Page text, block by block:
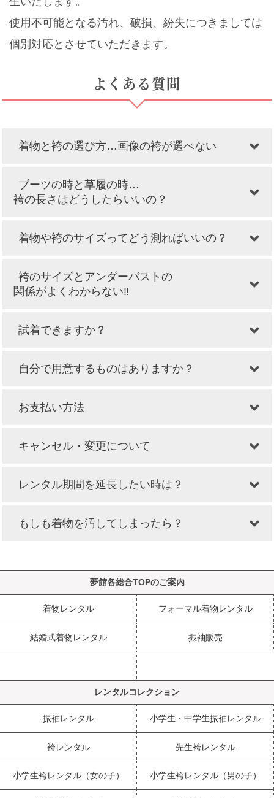
使用不可能となる汚れ、破損、紛失につきましては
個別対応とさせていただきます。
よくある質問
着物と袴の選び方…画像の袴が選べない
ブーツの時と草履の時…
袴の長さはどうしたらいいの？
着物や袴のサイズってどう測ればいいの？
袴のサイズとアンダーバストの
関係がよくわからない‼
試着できますか？
自分で用意するものはありますか？
お支払い方法
キャンセル・変更について
レンタル期間を延長したい時は？
もしも着物を汚してしまったら？
夢館各総合TOPのご案内
着物レンタル フォーマル着物レンタル
結婚式着物レンタル 振袖販売
レンタルコレクション
振袖レンタル 小学生・中学生振袖レンタル
袴レンタル 先生袴レンタル
小学生袴レンタル（女の子） 小学生袴レンタル（男の子）